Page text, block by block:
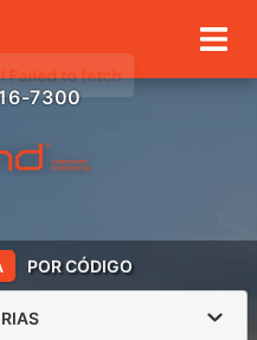
7300
POR CÓDIGO